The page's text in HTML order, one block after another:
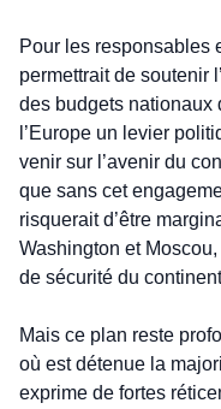
Pour les responsables
permettrait de soutenir
des budgets nationaux
l’Europe un levier
venir sur l’avenir du
que sans cet
risquerait d’être
Washington et
de sécurité du
Mais ce plan reste
où est détenue la
exprime de fortes